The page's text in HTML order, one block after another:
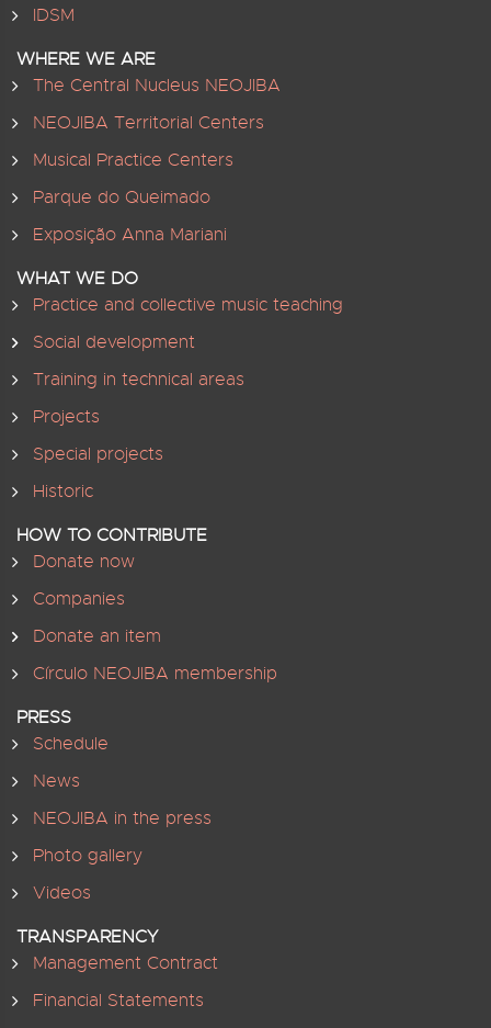
IDSM
WHERE WE ARE
The Central Nucleus NEOJIBA
NEOJIBA Territorial Centers
Musical Practice Centers
Parque do Queimado
Exposição Anna Mariani
WHAT WE DO
Practice and collective music teaching
Social development
Training in technical areas
Projects
Special projects
Historic
HOW TO CONTRIBUTE
Donate now
Companies
Donate an item
Círculo NEOJIBA membership
PRESS
Schedule
News
NEOJIBA in the press
Photo gallery
Videos
TRANSPARENCY
Management Contract
Financial Statements